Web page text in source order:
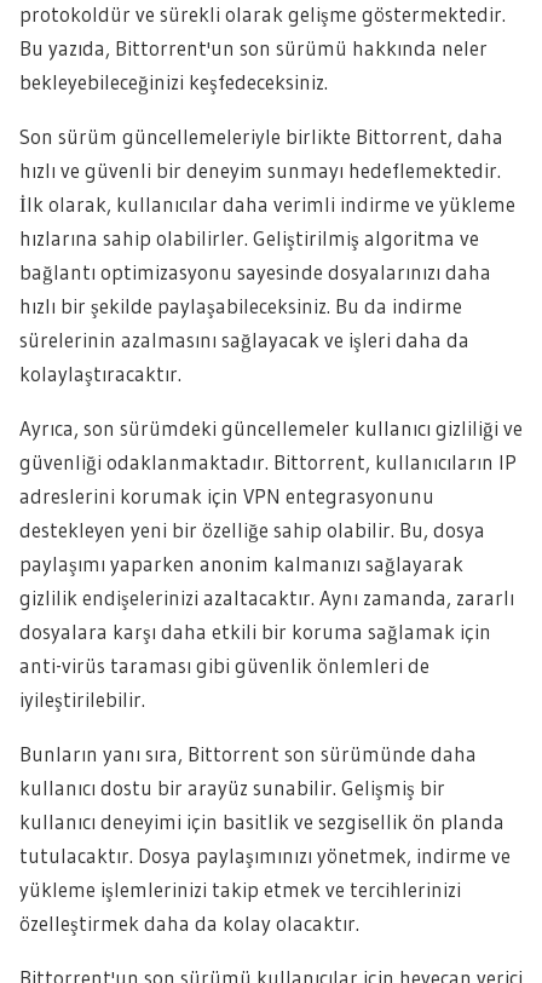
protokoldür ve sürekli olarak gelişme göstermektedir.
Bu yazıda, Bittorrent'un son sürümü hakkında neler
bekleyebileceğinizi keşfedeceksiniz.
Son sürüm güncellemeleriyle birlikte Bittorrent, daha
hızlı ve güvenli bir deneyim sunmayı hedeflemektedir.
İlk olarak, kullanıcılar daha verimli indirme ve yükleme
hızlarına sahip olabilirler. Geliştirilmiş algoritma ve
bağlantı optimizasyonu sayesinde dosyalarınızı daha
hızlı bir şekilde paylaşabileceksiniz. Bu da indirme
sürelerinin azalmasını sağlayacak ve işleri daha da
kolaylaştıracaktır.
Ayrıca, son sürümdeki güncellemeler kullanıcı gizliliği ve
güvenliği odaklanmaktadır. Bittorrent, kullanıcıların IP
adreslerini korumak için VPN entegrasyonunu
destekleyen yeni bir özelliğe sahip olabilir. Bu, dosya
paylaşımı yaparken anonim kalmanızı sağlayarak
gizlilik endişelerinizi azaltacaktır. Aynı zamanda, zararlı
dosyalara karşı daha etkili bir koruma sağlamak için
anti-virüs taraması gibi güvenlik önlemleri de
iyileştirilebilir.
Bunların yanı sıra, Bittorrent son sürümünde daha
kullanıcı dostu bir arayüz sunabilir. Gelişmiş bir
kullanıcı deneyimi için basitlik ve sezgisellik ön planda
tutulacaktır. Dosya paylaşımınızı yönetmek, indirme ve
yükleme işlemlerinizi takip etmek ve tercihlerinizi
özelleştirmek daha da kolay olacaktır.
Bittorrent'un son sürümü kullanıcılar için heyecan verici